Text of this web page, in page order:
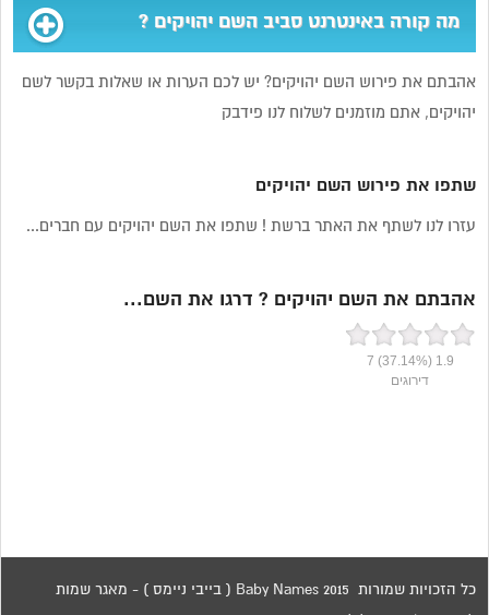
מה קורה באינטרנט סביב השם יהויקים ?
אהבתם את פירוש השם יהויקים? יש לכם הערות או שאלות בקשר לשם
יהויקים, אתם מוזמנים לשלוח לנו פידבק
שתפו את פירוש השם יהויקים
עזרו לנו לשתף את האתר ברשת ! שתפו את השם יהויקים עם חברים...
אהבתם את השם יהויקים ? דרגו את השם...
1.9
(37.14%)
7
דירוגים
כל הזכויות שמורות 2015 Baby Names ( בייבי ניימס ) - מאגר שמות